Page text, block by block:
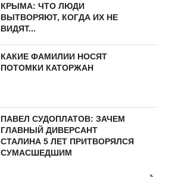
КРЫМА: ЧТО ЛЮДИ
ВЫТВОРЯЮТ, КОГДА ИХ НЕ
ВИДЯТ...
КАКИЕ ФАМИЛИИ НОСЯТ
ПОТОМКИ КАТОРЖАН
ПАВЕЛ СУДОПЛАТОВ: ЗАЧЕМ
ГЛАВНЫЙ ДИВЕРСАНТ
СТАЛИНА 5 ЛЕТ ПРИТВОРЯЛСЯ
СУМАСШЕДШИМ